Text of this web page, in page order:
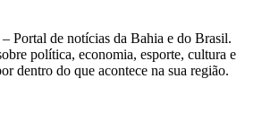
– Portal de notícias da Bahia e do Brasil.
política, economia, esporte, cultura e
dentro do que acontece na sua região.